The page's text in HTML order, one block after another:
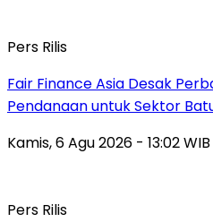
Pers Rilis
Fair Finance Asia Desak
Pendanaan untuk Sektor
Kamis, 6 Agu 2026 - 13:02 WIB
Pers Rilis